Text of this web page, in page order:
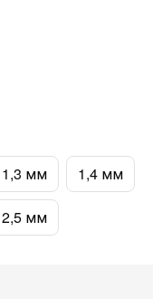
1,3 мм 1,4 мм
2,5 мм